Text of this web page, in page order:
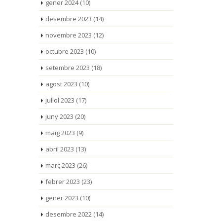
gener 2024(10)
desembre 2023 (14)
novembre 2023 (12)
octubre 2023 (10)
setembre 2023 (18)
agost 2023 (10)
juliol 2023 (17)
juny 2023 (20)
maig 2023 (9)
abril 2023 (13)
març 2023 (26)
febrer 2023 (23)
gener 2023 (10)
desembre 2022(14)